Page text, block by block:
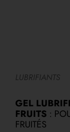
LUBRIFIANTS
GEL
FRUITS :
FRUITÉS